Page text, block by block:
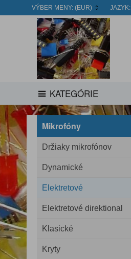
VÝBER MENY: (EUR) JAZYK:
KATEGÓRIE
Mikrofóny
Držiaky mikrofónov
Dynamické
Elektretové
Elektretové direktional
Klasické
Kryty